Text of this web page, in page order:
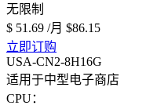
无限制
$ 51.69 /月 $86.15
立即订购
USA-CN2-8H16G
适用于中型电子商店
CPU：